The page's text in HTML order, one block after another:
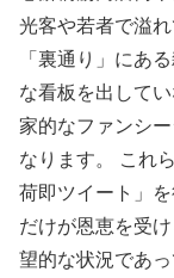
光客や若者で溢
「裏通り」にあ
な看板を出して
家的なファンシ
なります。 これ
荷即ツイート」
だけが恩恵を受
望的な状況であ